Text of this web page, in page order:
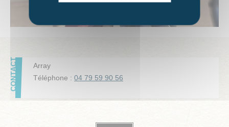
Array
Téléphone : 04 79 59 90 56